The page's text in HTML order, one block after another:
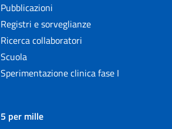
Pubblicazioni
Registri e sorveglianze
Ricerca collaboratori
Scuola
Sperimentazione clinica fase I
5 per mille